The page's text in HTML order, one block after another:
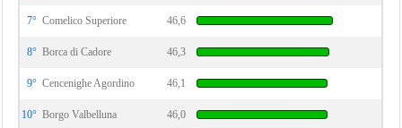
7° Comelico Superiore 46,6
8° Borca di Cadore 46,3
9° Cencenighe Agordino 46,1
10° Borgo Valbelluna 46,0